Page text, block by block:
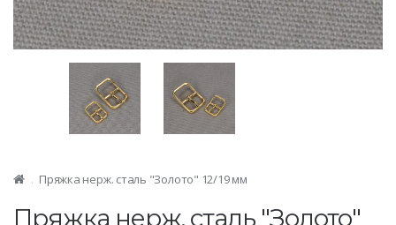
Пряжка нерж. сталь "Золото" 12/19 мм
Пряжка нерж. сталь "Золото"